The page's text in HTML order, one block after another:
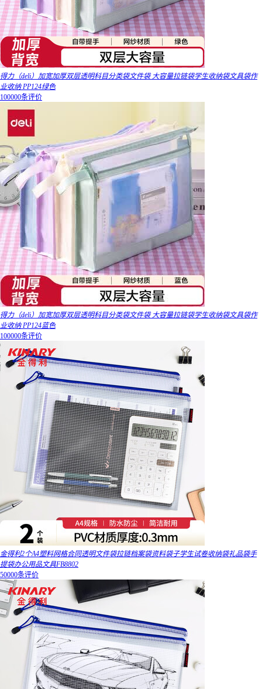
得力（deli）加宽加厚双层透明科目分类袋文件袋 大容量拉链袋学生收纳袋文具袋作
业收纳 PP124绿色
100000条评价
得力（deli）加宽加厚双层透明科目分类袋文件袋 大容量拉链袋学生收纳袋文具袋作
业收纳 PP124蓝色
100000条评价
金得利2个A4塑料网格合同透明文件袋拉链档案袋资料袋子学生试卷收纳袋礼品袋手
提袋办公用品文具FB8802
50000条评价